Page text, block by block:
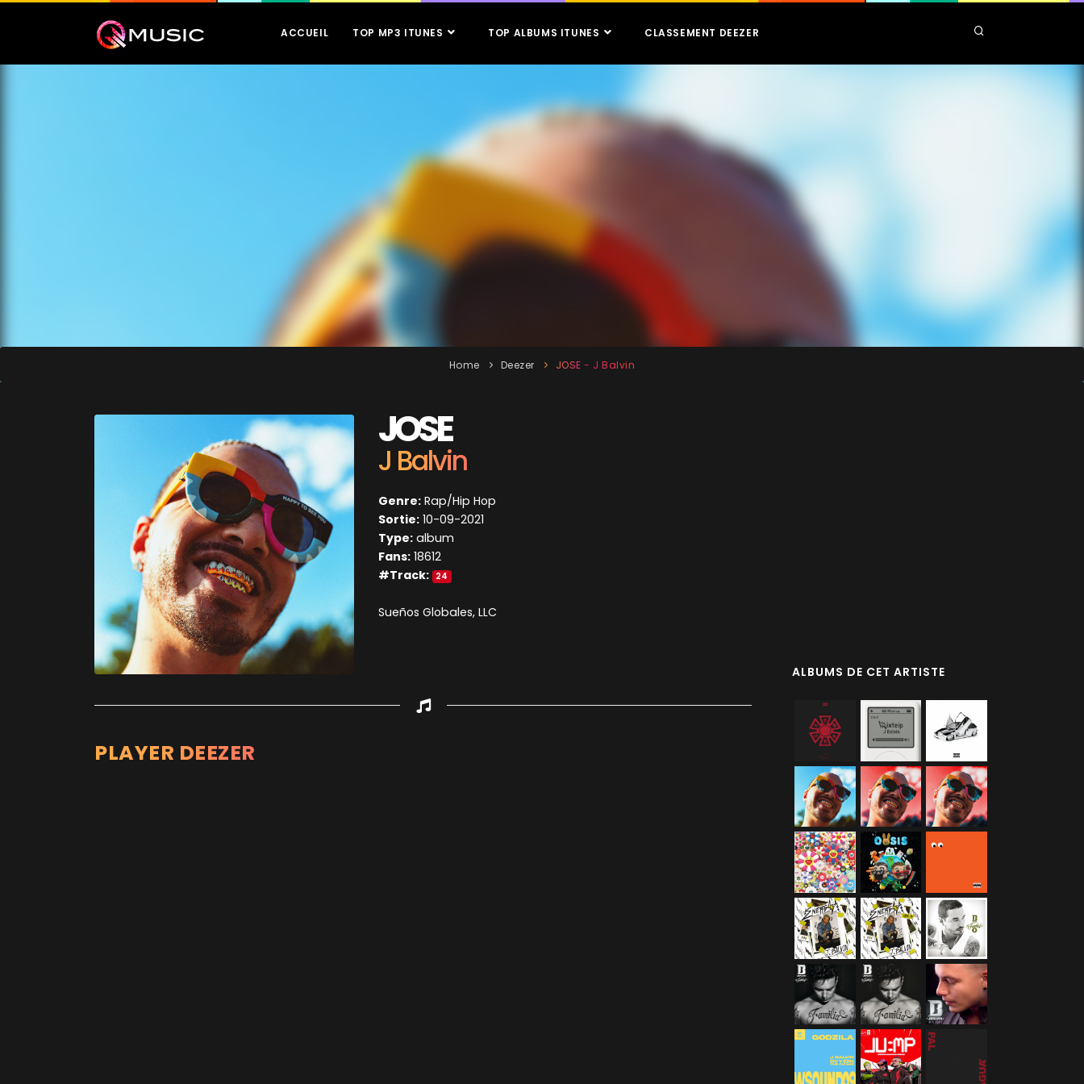
ACCUEIL TOP MP3 ITUNES TOP ALBUMS ITUNES CLASSEMENT DEEZER
Home Deezer JOSE - J Balvin
JOSE
J Balvin
Genre: Rap/Hip Hop
Sortie: 10-09-2021
Type: album
Fans: 18612
#Track: 24
Sueños Globales, LLC
PLAYER DEEZER
ALBUMS DE CET ARTISTE